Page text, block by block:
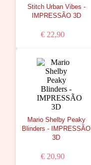
Stitch Urban Vibes -
IMPRESSÃO 3D
€ 22,90
Mario Shelby Peaky
Blinders - IMPRESSÃO
3D
€ 20,90